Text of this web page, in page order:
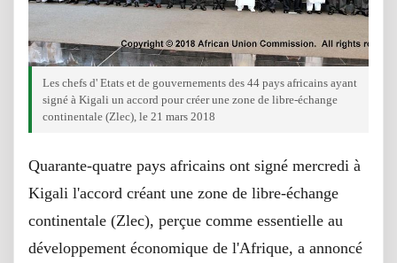
Les chefs d' Etats et de gouvernements des 44 pays africains ayant
signé à Kigali un accord pour créer une zone de libre-échange
continentale (Zlec), le 21 mars 2018
Quarante-quatre pays africains ont signé mercredi à
Kigali l'accord créant une zone de libre-échange
continentale (Zlec), perçue comme essentielle au
développement économique de l'Afrique, a annoncé